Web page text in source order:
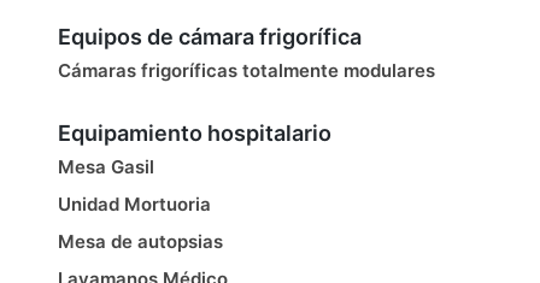
Equipos de cámara frigorífica
Cámaras frigoríficas totalmente modulares
Equipamiento hospitalario
Mesa Gasil
Unidad Mortuoria
Mesa de autopsias